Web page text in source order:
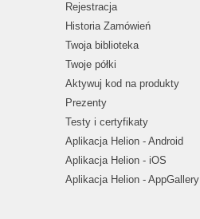
Rejestracja
Historia Zamówień
Twoja biblioteka
Twoje półki
Aktywuj kod na produkty
Prezenty
Testy i certyfikaty
Aplikacja Helion - Android
Aplikacja Helion - iOS
Aplikacja Helion - AppGallery